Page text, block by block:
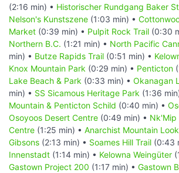
(2:16 min) • Historischer Rundgang Baker
Nelson's Kunstszene (1:03 min) •
Market (0:39 min) • Pulpit Rock Trail (0:30
Northern B.C. (1:21 min) • North Pacific
min) • Butze Rapids Trail (0:51 min) •
Knox Mountain Park (0:29 min) • Penticton
Lake Beach & Park (0:33 min) • Okanagan
min) • SS Sicamous Heritage Park (1:36
Mountain & Penticton Schild (0:40 min) •
Osoyoos Desert Centre (0:49 min) • Nk'Mip
Centre (1:25 min) • Anarchist Mountain
Gibsons (2:13 min) • Soames Hill Trail (0:43
Innenstadt (1:14 min) • Kelowna Weingüter
Gastown Project 200 (1:17 min) • Gastown